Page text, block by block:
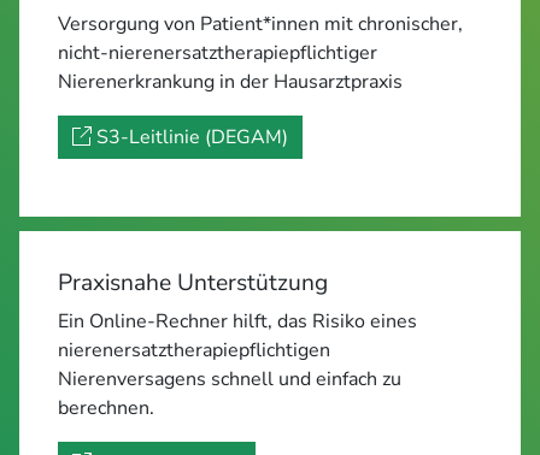
Versorgung von Patient*innen mit chronischer,
nicht-nierenersatztherapiepflichtiger
Nierenerkrankung in der Hausarztpraxis
S3-Leitlinie (DEGAM)
Praxisnahe Unterstützung
Ein Online-Rechner hilft, das Risiko eines
nierenersatztherapiepflichtigen
Nierenversagens schnell und einfach zu
berechnen.